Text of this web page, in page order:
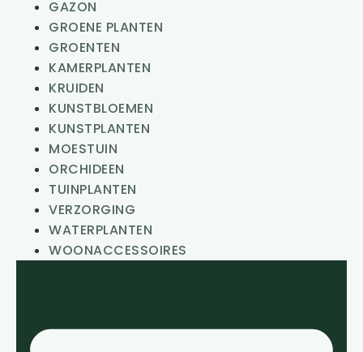
GAZON
GROENE PLANTEN
GROENTEN
KAMERPLANTEN
KRUIDEN
KUNSTBLOEMEN
KUNSTPLANTEN
MOESTUIN
ORCHIDEEN
TUINPLANTEN
VERZORGING
WATERPLANTEN
WOONACCESSOIRES